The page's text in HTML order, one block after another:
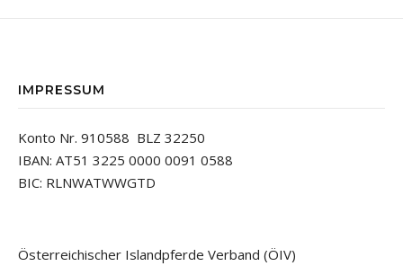
IMPRESSUM
Konto Nr. 910588 BLZ 32250
IBAN: AT51 3225 0000 0091 0588
BIC: RLNWATWWGTD
Österreichischer Islandpferde Verband (ÖIV)